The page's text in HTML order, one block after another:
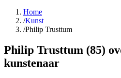
Home
/Kunst
/Philip Trusttum
Philip Trusttum (85)
kunstenaar